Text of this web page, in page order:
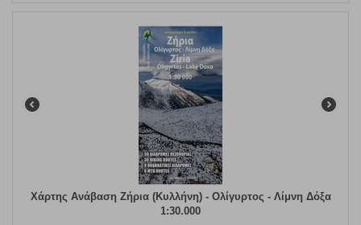
Χάρτης Ανάβαση Ζήρια (Κυλλήνη) - Ολίγυρτος - Λίμνη Δόξα
1:30.000